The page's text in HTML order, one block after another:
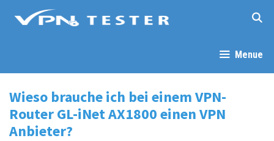
Menue
Wieso brauche ich bei einem VPN-
Router GL-iNet AX1800 einen VPN
Anbieter?